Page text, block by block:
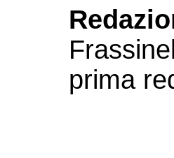
prima